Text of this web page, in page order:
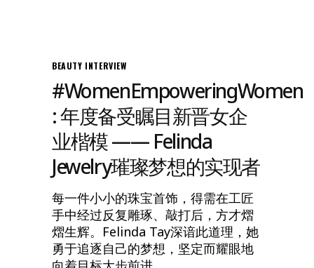
BEAUTY INTERVIEW
#WomenEmpoweringWomen
: 年度备受瞩目新晋女企
业楷模 —— Felinda
Jewelry璀璨梦想的实现者
每一件小小的珠宝首饰，得需在工匠
手中经过反复雕琢、敲打后，方才熠
熠生辉。Felinda Tay深谙此道理，她
勇于追逐自己的梦想，坚定而耀眼地